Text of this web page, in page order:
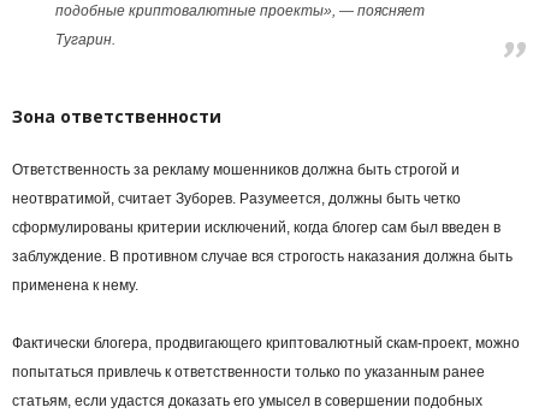
подобные криптовалютные проекты», — поясняет
Тугарин.
Зона ответственности
Ответственность за рекламу мошенников должна быть строгой и
неотвратимой, считает Зуборев. Разумеется, должны быть четко
сформулированы критерии исключений, когда блогер сам был введен в
заблуждение. В противном случае вся строгость наказания должна быть
применена к нему.
Фактически блогера, продвигающего криптовалютный скам-проект, можно
попытаться привлечь к ответственности только по указанным ранее
статьям, если удастся доказать его умысел в совершении подобных